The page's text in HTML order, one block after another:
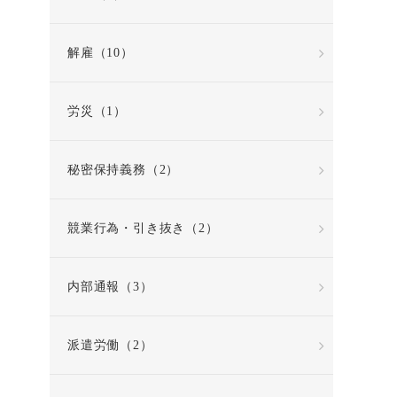
解雇（10）
労災（1）
秘密保持義務（2）
競業行為・引き抜き（2）
内部通報（3）
派遣労働（2）